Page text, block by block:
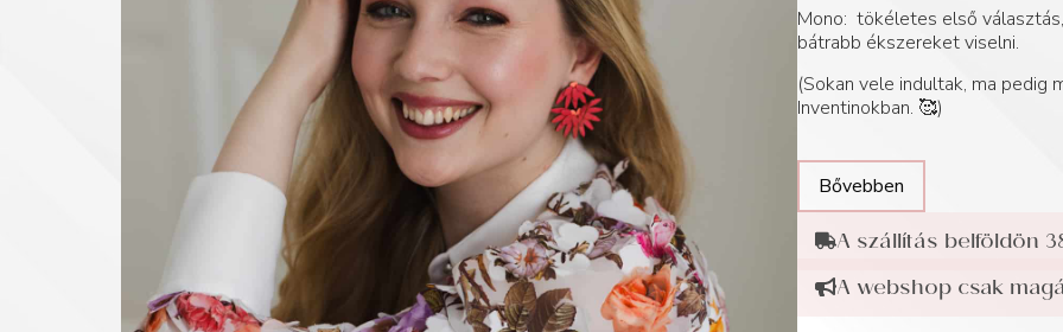
Mono: tökéletes első
bátrabb ékszereket viselni.
(Sokan vele indultak, ma pedig
Inventinokban. 🥰)
Bővebben
A szállítás belföldön
A webshop csak